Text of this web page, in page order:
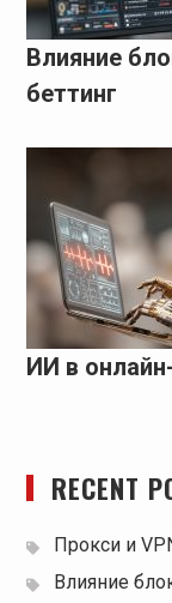
Влияние
беттинг
ИИ в
RECENT
Прокси и
Влияние